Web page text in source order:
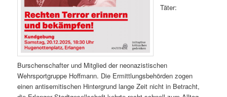
Täter:
Burschenschafter und Mitglied der neonazistischen
Wehrsportgruppe Hoffmann. Die Ermittlungsbehörden zogen
einen antisemitischen Hintergrund lange Zeit nicht in Betracht,